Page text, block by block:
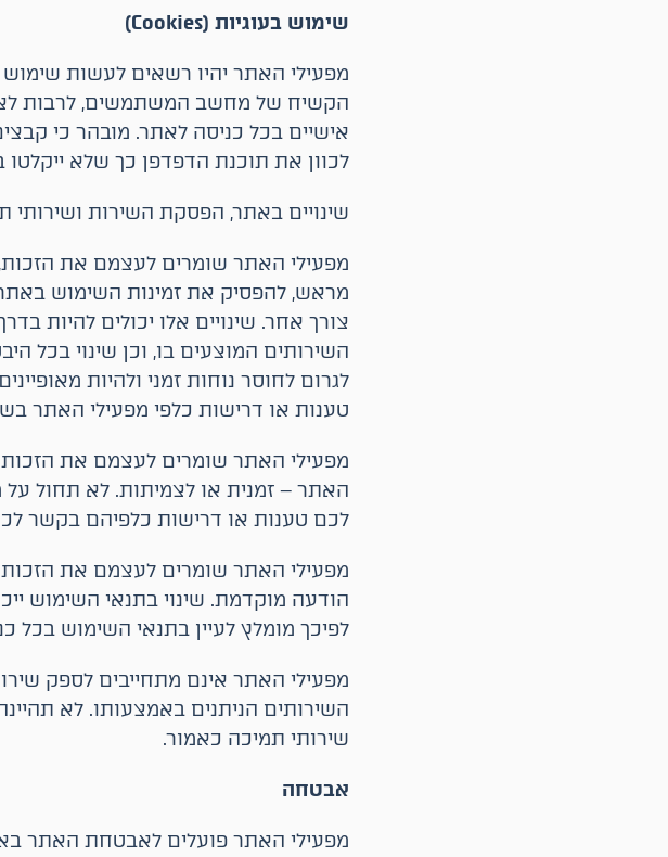
שימוש בעוגיות (Cookies)
מפעילי האתר יהיו רשאים לעשות
הקשיח של מחשב המשתמשים, לרבות
אישיים בכל כניסה לאתר. מובהר כי
לכוון את תוכנת הדפדפן כך שלא ייקלטו
שינויים באתר, הפסקת השירות ושירותי
מפעילי האתר שומרים לעצמם את הזכות,
מראש, להפסיק את זמינות השימוש באתר
צורך אחר. שינויים אלו יכולים להיות
השירותים המוצעים בו, וכן שינוי בכל
לגרום לחוסר נוחות זמני ולהיות
טענות או דרישות כלפי מפעילי האתר
מפעילי האתר שומרים לעצמם את הזכות
האתר – זמנית או לצמיתות. לא תחול
לכם טענות או דרישות כלפיהם בקשר
מפעילי האתר שומרים לעצמם את
לפיכך מומלץ לעיין בתנאי השימוש בכל
מפעילי האתר אינם מתחייבים לספק
השירותים הניתנים באמצעותו. לא
שירותי תמיכה כאמור.
אבטחה